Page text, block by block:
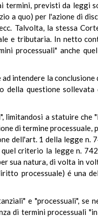
termini, previsti da leggi
a quo) per l'azione di
Talvolta, la stessa
e tributaria. In netto
processuali" anche
intendere la
questione
limitandosi a statuire
di termine
dell'art. 1 della legge n.
criterio la legge n.
sua natura, di volta in
processuale) é una
e "processuali", se
di termini processuali